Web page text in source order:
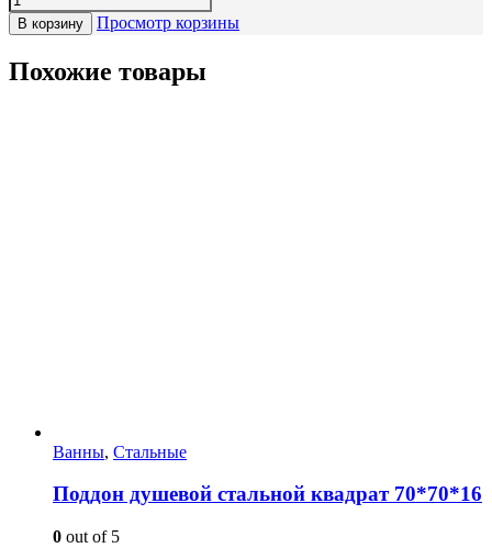
В корзину Просмотр корзины
Похожие товары
Ванны, Стальные
Поддон душевой стальной квадрат 70*70*16
0 out of 5